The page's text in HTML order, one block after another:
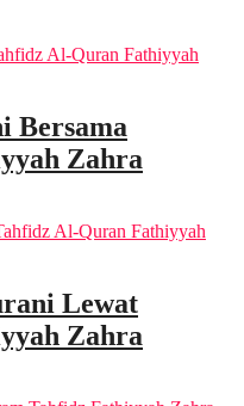
Bersama
Zahra
Lewat
Zahra